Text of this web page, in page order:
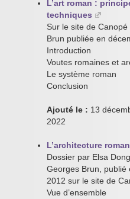
L’art roman :
techniques
Sur le site de
Brun publiée en
Introduction
Voutes romaines et
Le système roman
Conclusion
Ajouté le : 13
2022
L’architecture
Dossier par Elsa
Georges Brun, publié
2012 sur le site de
Vue d’ensemble